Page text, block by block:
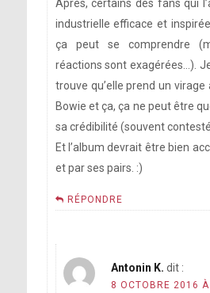
Après, certains des fans qui
industrielle efficace et
ça peut se comprendre
réactions sont exagérées…).
trouve qu’elle prend un
Bowie et ça, ça ne peut être
sa crédibilité (souvent
Et l’album devrait être bien
et par ses pairs. :)
RÉPONDRE
Antonin K. dit :
8 OCTOBRE 2016